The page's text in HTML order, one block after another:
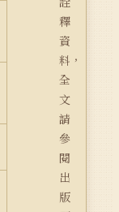
釋
資
料，
全
文
請
參
閱
出
版